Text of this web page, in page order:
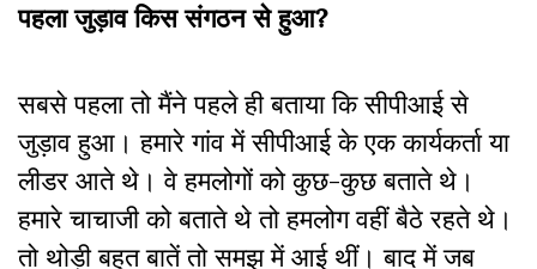
पहला जुड़ाव किस संगठन से हुआ?
सबसे पहला तो मैंने पहले ही बताया कि सीपीआई से
जुड़ाव हुआ। हमारे गांव में सीपीआई के एक कार्यकर्ता या
लीडर आते थे। वे हमलोगों को कुछ-कुछ बताते थे।
हमारे चाचाजी को बताते थे तो हमलोग वहीं बैठे रहते थे।
तो थोड़ी बहुत बातें तो समझ में आई थीं। बाद में जब